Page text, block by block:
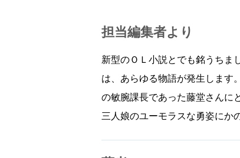
担当編集者より
新型のＯＬ小説とでも銘うちま
は、あらゆる物語が発生します
の敏腕課長であった藤堂さんに
三人娘のユーモラスな勇姿にか